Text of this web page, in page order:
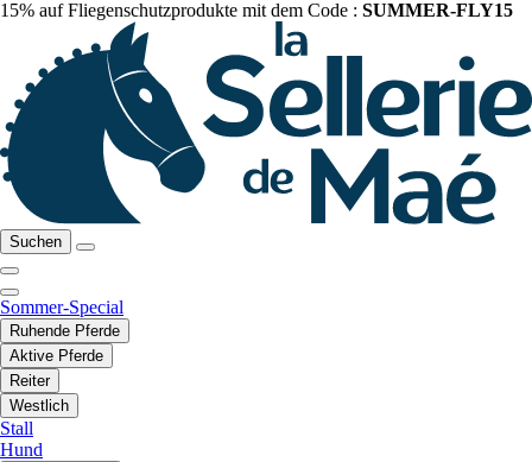
15% auf Fliegenschutzprodukte mit dem Code : SUMMER-FLY15
Suchen
Sommer-Special
Ruhende Pferde
Aktive Pferde
Reiter
Westlich
Stall
Hund